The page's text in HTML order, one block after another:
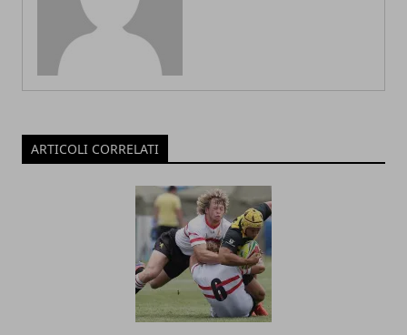
ARTICOLI CORRELATI